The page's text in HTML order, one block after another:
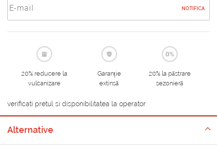
NOTIFICA
20% reducere la
vulcanizare
Garanție
extinsă
20% la păstrare
sezonieră
verificati pretul si disponibilitatea la operator
Alternative